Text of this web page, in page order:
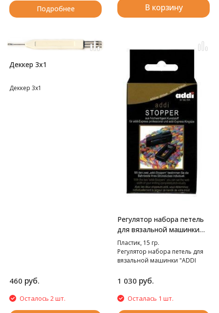
Подробнее В корзину
Деккер 3х1
Деккер 3х1
460 руб.
Осталось 2 шт.
Регулятор набора петель
для вязальной машинки
"Addi Express"и "Addi
Express Kingsize"
Пластик, 15 гр.
Регулятор набора петель для
вязальной машинки "ADDI
Kingsize".
1 030 руб.
Осталась 1 шт.